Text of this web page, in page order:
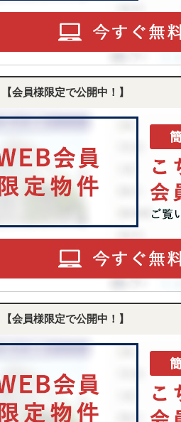
【会員様限定で公開中！】
【会員様限定で公開中！】